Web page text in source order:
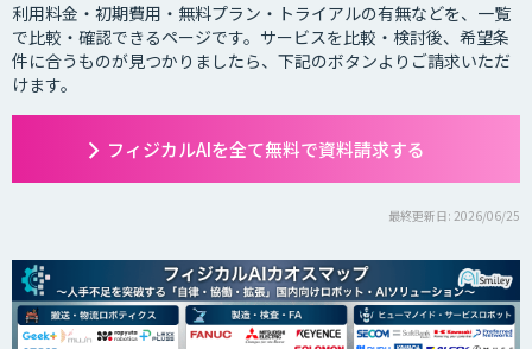
利用料金・初期費用・無料プラン・トライアルの有無などを、一覧
で比較・確認できるページです。サービスを比較・検討後、希望条
件に合うものが見つかりましたら、下記のボタンよりご請求いただ
けます。
フィジカルAIを全て無料で資料請求する
最終更新日: 2026/06/25